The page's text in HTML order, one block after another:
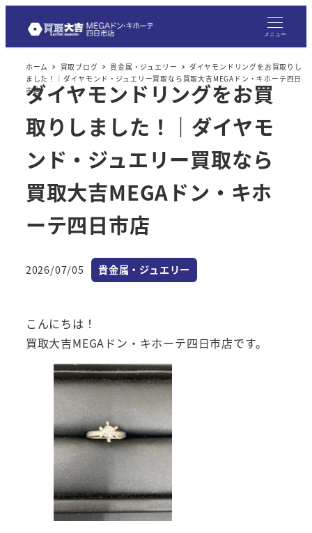
メニュー
ホーム 買取ブログ 貴金属・ジュエリー
ダイヤモンドリングをお買取りし
ました！｜ダイヤモンド・ジュエリー買取なら買取大吉MEGAドン・キホーテ四日
市店
ダイヤモンドリングをお買
取りしました！｜ダイヤモ
ンド・ジュエリー買取なら
買取大吉MEGAドン・キホ
ーテ四日市店
投稿日
2026/07/05 カテゴリー
貴金属・ジュエリー
こんにちは！
買取大吉MEGAドン・キホーテ四日市店です。